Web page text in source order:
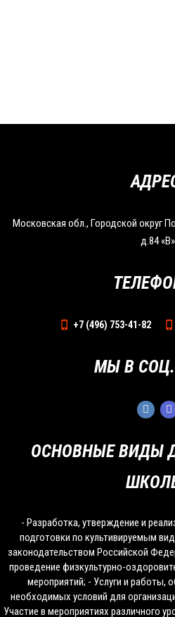
ОСНОВНЫЕ ВИДЫ
- Разработка, утверждение и
подготовки по культивируемым
законодательством Российской
проведение физкультурно-
мероприятий; - Услуги и работы,
необходимых условий для
Участие в мероприятиях различного
Московская обл., Городской округ
д.84 «В»
+7 (496) 753-41-82
МЫ В